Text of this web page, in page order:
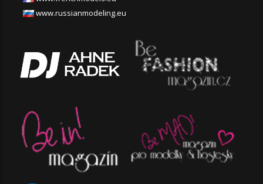
www.russianmodeling.eu